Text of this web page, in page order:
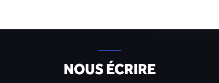
NOUS ÉCRIRE